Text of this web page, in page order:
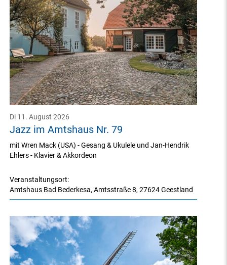
Jazz im Amtshaus Nr. 79
Di 11. August 2026
Veranstaltungsort:
Amtshaus Bad Bederkesa,Amtsstraße 8,27624 Geestland
mit Wren Mack (USA) - Gesang & Ukulele und Jan-Hendrik
Ehlers - Klavier & Akkordeon